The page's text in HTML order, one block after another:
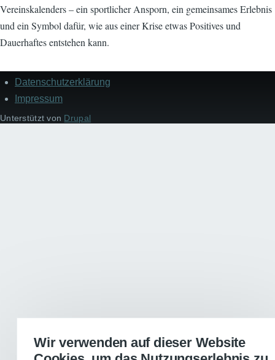
Vereinskalenders – ein sportlicher Ansporn, ein gemeinsames Erlebnis
und ein Symbol dafür, wie aus einer Krise etwas Positives und
Dauerhaftes entstehen kann.
Impressum/Datenschutzerklärung
Datenschutzerklärung
Impressum
Unterstützt von Drupal
Wir verwenden auf dieser Website